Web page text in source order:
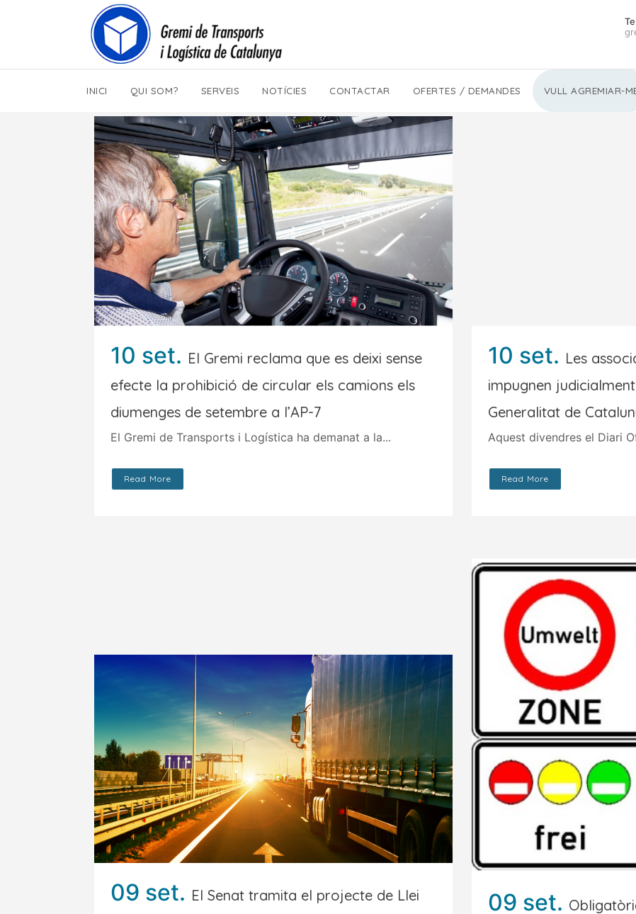
INICI QUI SOM? SERVEIS NOTÍCIES CONTACTAR OFERTES / DEMANDES VULL AGREMIAR-
10 set. El Gremi reclama que es deixi sense
efecte la prohibició de circular els camions els
diumenges de setembre a l’AP-7
El Gremi de Transports i Logística ha demanat a la...
Read More
10 set. Les
impugnen
Generalitat de
Aquest divendres el Diari
Read More
09 set. El Senat tramita el projecte de Llei
09 set.